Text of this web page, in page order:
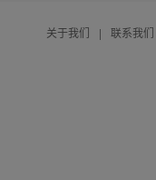
关于我们 | 联系我们